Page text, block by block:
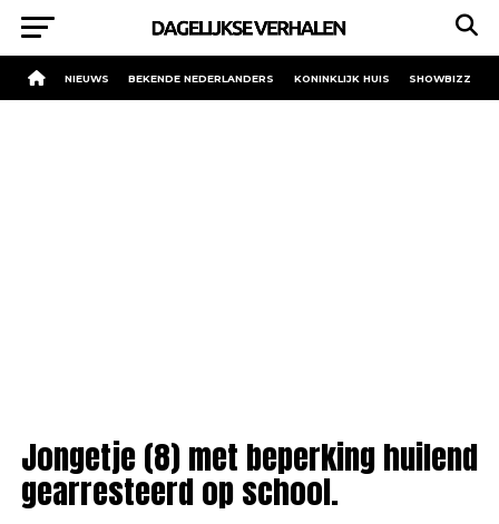
NIEUWS BEKENDE NEDERLANDERS KONINKLIJK HUIS SHOWBIZZ
Jongetje (8) met beperking huilend
gearresteerd op school.